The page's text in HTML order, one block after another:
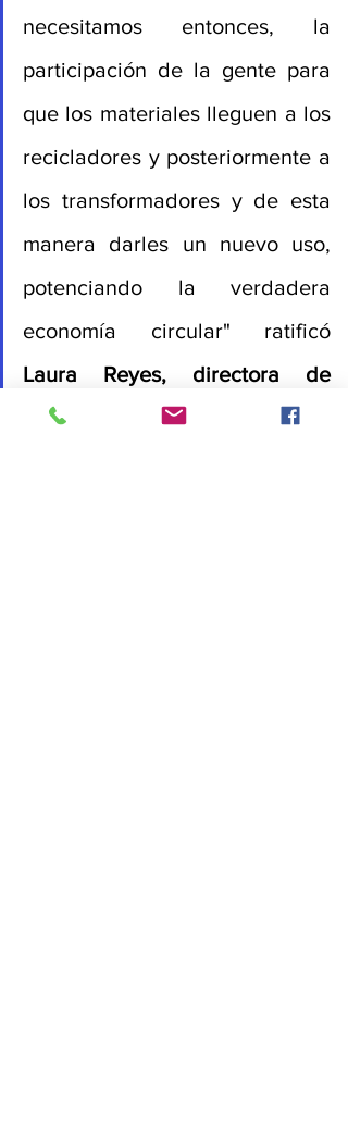
necesitamos entonces, la
participación de la gente para
que los materiales lleguen a los
recicladores y posteriormente a
los transformadores y de esta
manera darles un nuevo uso,
potenciando la verdadera
Laura Reyes, directora de
Cempre.